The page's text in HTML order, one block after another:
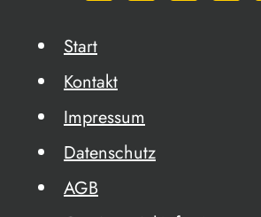
Start
Kontakt
Impressum
Datenschutz
AGB